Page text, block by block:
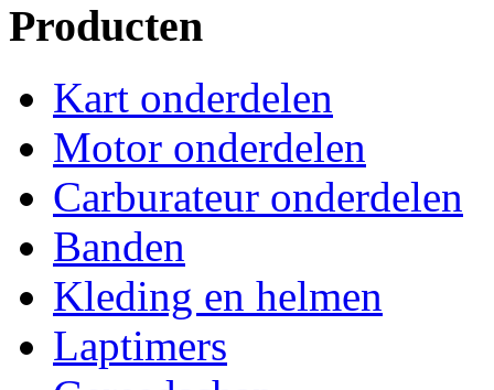
Producten
Kart onderdelen
Motor onderdelen
Carburateur onderdelen
Banden
Kleding en helmen
Laptimers